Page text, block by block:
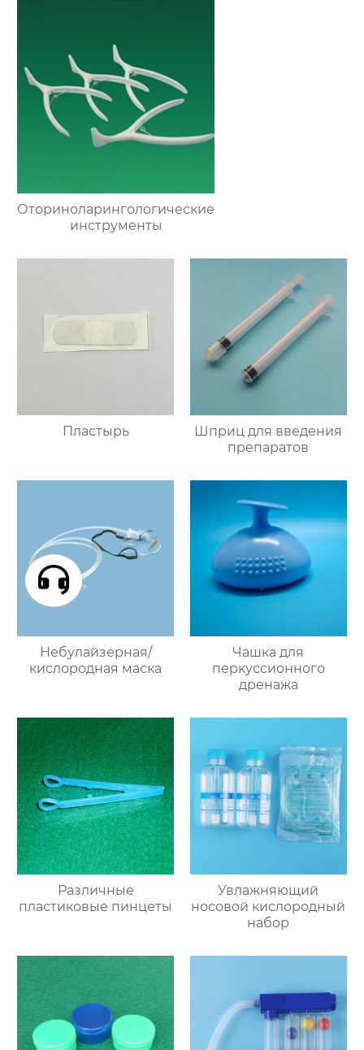
Оториноларингологические
инструменты
Пластырь
Шприц для введения
препаратов
Небулайзерная/
кислородная маска
Чашка для
перкуссионного
дренажа
Различные
пластиковые пинцеты
Увлажняющий
носовой кислородный
набор